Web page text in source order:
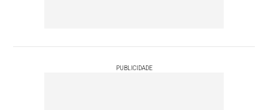
PUBLICIDADE